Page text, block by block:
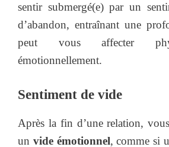
sentir submergé(e) par un
d’abandon, entraînant une
peut vous affecter
émotionnellement.
Sentiment de vide
Après la fin d’une relation,
un vide émotionnel, comme si